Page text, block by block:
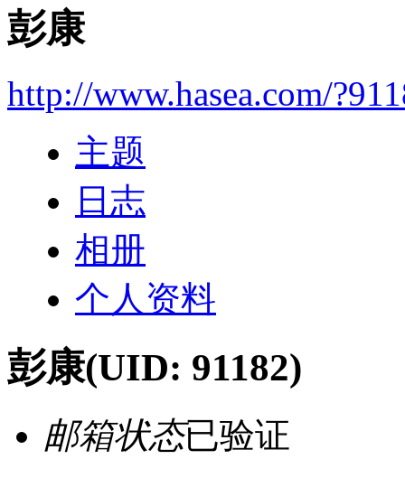
彭康
http://www.hasea.com/
主题
日志
相册
个人资料
彭康(UID: 91182)
邮箱状态已验证